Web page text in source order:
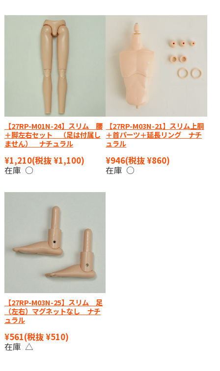
【27RP-M01N-24】スリム 腰
＋脚左右セット （足は付属し
ません） ナチュラル
¥1,210(税抜 ¥1,100)
在庫 ○
【27RP-M03N-21】スリム上胴
＋首パーツ＋延長リング ナチ
ュラル
¥946(税抜 ¥860)
在庫 ○
【27RP-M03N-25】スリム 足
（左右）マグネットなし ナチ
ュラル
¥561(税抜 ¥510)
在庫 △